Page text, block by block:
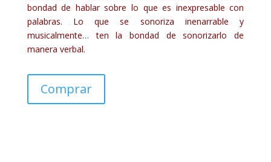
bondad de hablar sobre lo que es inexpresable con
palabras. Lo que se sonoriza inenarrable y
musicalmente… ten la bondad de sonorizarlo de
manera verbal.
Comprar